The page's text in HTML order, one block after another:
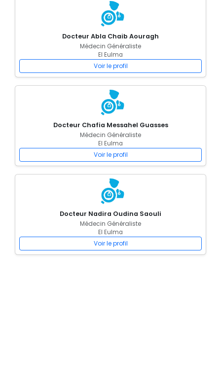
Docteur Abla Chaib Aouragh
Médecin Généraliste
El Eulma
Voir le profil
Docteur Chafia Messahel Guasses
Médecin Généraliste
El Eulma
Voir le profil
Docteur Nadira Oudina Saouli
Médecin Généraliste
El Eulma
Voir le profil